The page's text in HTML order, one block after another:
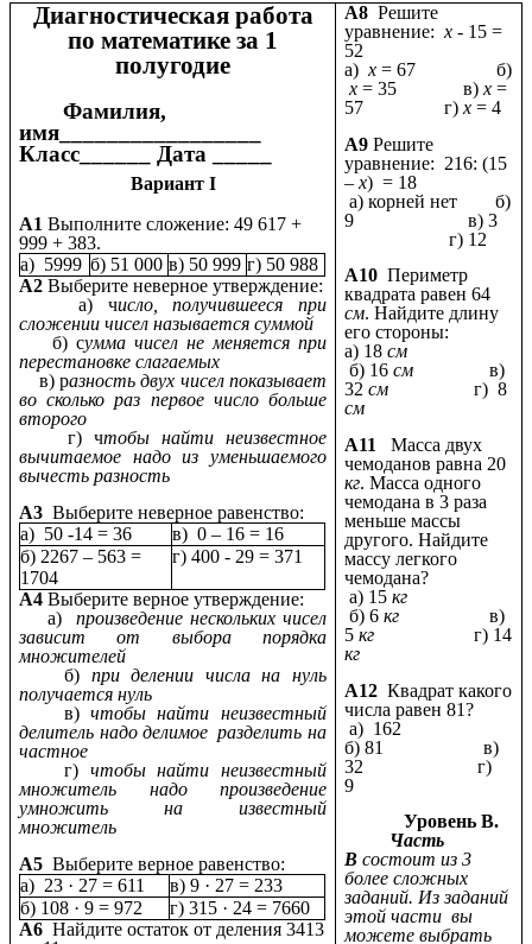
Диагностическая работа
по математике за 1
полугодие
Фамилия,
имя_________________
Класс______ Дата _____
Вариант I
А1 Выполните сложение: 49 617 +
999 + 383.
а) 5999 б) 51 000 в) 50 999 г) 50 988
А2 Выберите неверное утверждение:
а) число, получившееся при
сложении чисел называется суммой
б) сумма чисел не меняется при
перестановке слагаемых
в) разность двух чисел показывает
во сколько раз первое число больше
второго
г) чтобы найти неизвестное
вычитаемое надо из уменьшаемого
вычесть разность
А3 Выберите неверное равенство:
а) 50 -14 = 36
в) 0 – 16 = 16
б) 2267 – 563 =
1704
г) 400 - 29 = 371
А4 Выберите верное утверждение:
а) произведение нескольких чисел
зависит от выбора порядка
множителей
б) при делении числа на нуль
получается нуль
в)чтобы найти неизвестный
делитель надо делимое разделить на
частное
г) чтобы найти неизвестный
множитель надо произведение
умножить на известный
множитель
А5 Выберите верное равенство:
а) 23 · 27 = 611
в) 9 · 27 = 233
б) 108 · 9 = 972
г) 315 · 24 = 7660
А6 Найдите остаток от деления 3413
А8 Решите
уравнение:х - 15 =
52
а)х = 67 б)
х = 35 в)х =
57 г)х = 4
А9 Решите
уравнение: 216: (15
–х) = 18
а) корней нет б)
9 в) 3
г) 12
А10 Периметр
квадрата равен 64
см. Найдите длину
его стороны:
а) 18см
б) 16см в)
32см г) 8
см
А11
Масса двух
чемоданов равна 20
кг. Масса одного
чемодана в 3 раза
меньше массы
другого. Найдите
массу легкого
чемодана?
а) 15кг
б) 6кг в)
5кг г) 14
кг
А12 Квадрат какого
числа равен 81?
а) 162
б) 81 в)
32 г)
9
Уровень В.
Часть
В состоит из 3
более сложных
заданий. Из заданий
этой части вы
можете выбрать